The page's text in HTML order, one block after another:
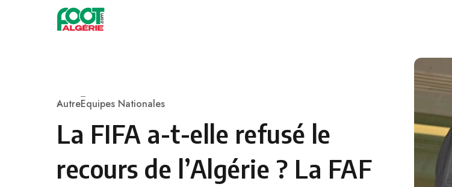
Skip to content
Category
AutreEquipes Nationales
La FIFA a-t-elle refusé le
recours de l’Algérie ? La FAF